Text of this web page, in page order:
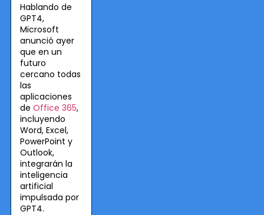
Hablando de
GPT4,
Microsoft
anunció ayer
que en un
futuro
cercano todas
las
aplicaciones
de Office 365,
incluyendo
Word, Excel,
PowerPoint y
Outlook,
integrarán la
inteligencia
artificial
impulsada por
GPT4.